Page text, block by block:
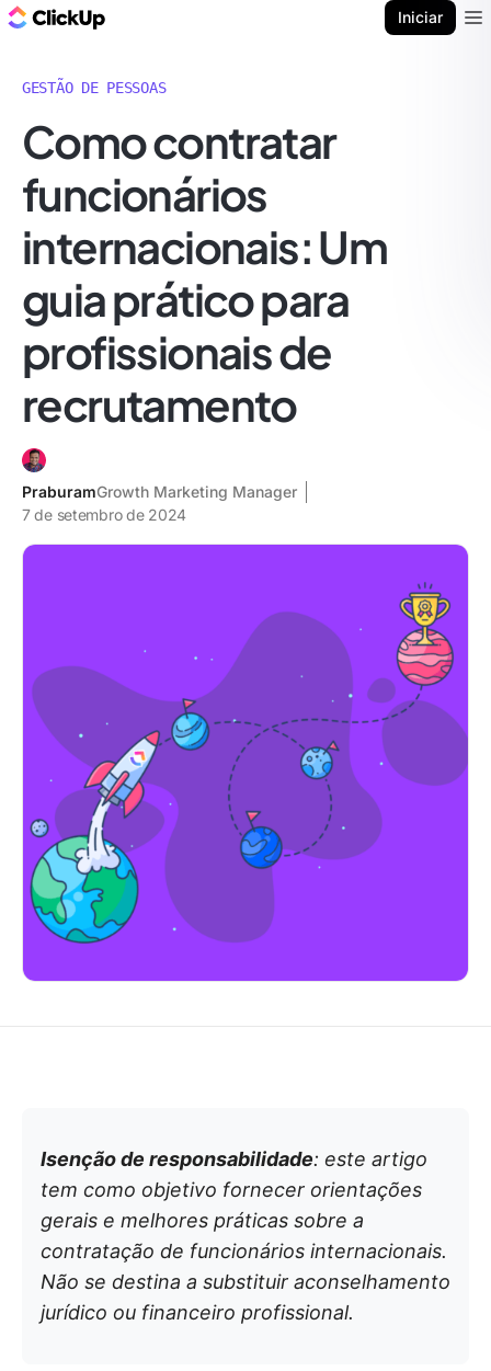
Iniciar
GESTÃO DE PESSOAS
Como contratar
funcionários
internacionais: Um
guia prático para
profissionais de
recrutamento
PraburamGrowth Marketing Manager
7 de setembro de 2024
Isenção de responsabilidade: este artigo
tem como objetivo fornecer orientações
gerais e melhores práticas sobre a
contratação de funcionários internacionais.
Não se destina a substituir aconselhamento
jurídico ou financeiro profissional.